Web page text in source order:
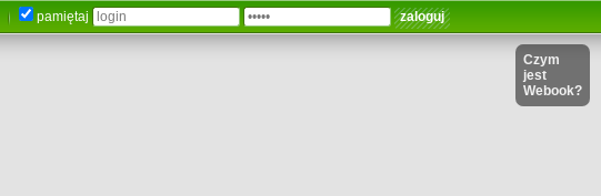
pamiętaj
Czym
jest
Webook?